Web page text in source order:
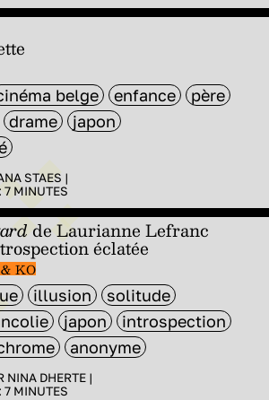
belge enfance
père
drame
japon
STAES |
7 MINUTES
de Laurianne Lefranc
éclatée
KO
illusion
solitude
japon
introspection
anonyme
NINA DHERTE |
7 MINUTES